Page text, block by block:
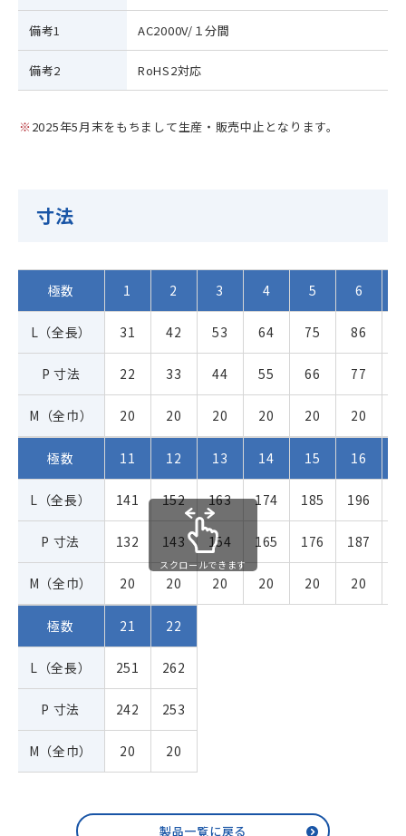
備考1 AC2000V/１分間
備考2 RoHS2対応
2025年5月末をもちまして生産・販売中止となります。
寸法
極数
L（全長）
P 寸法
M（全巾）
1
31
22
20
2
42
33
20
3
53
44
20
4
64
55
20
5
75
66
20
6
86
77
20
極数
L（全長）
P 寸法
M（全巾）
11
141
132
20
12
152
143
20
13
163
154
20
14
174
165
20
15
185
176
20
16
196
187
20
極数
L（全長）
P 寸法
M（全巾）
21
251
242
20
22
262
253
20
スクロールできます
製品一覧に戻る